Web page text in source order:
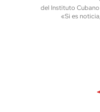
del Instituto
«Si es